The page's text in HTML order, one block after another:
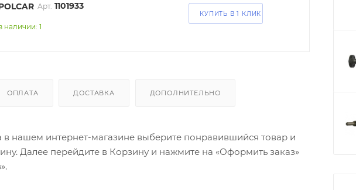
Арт. 1101933
наличии: 1
КУПИТЬ В 1 КЛИК
ОПЛАТА ДОСТАВКА ДОПОЛНИТЕЛЬНО
в нашем интернет-магазине выберите понравившийся товар и
Далее перейдите в Корзину и нажмите на «Оформить заказ»